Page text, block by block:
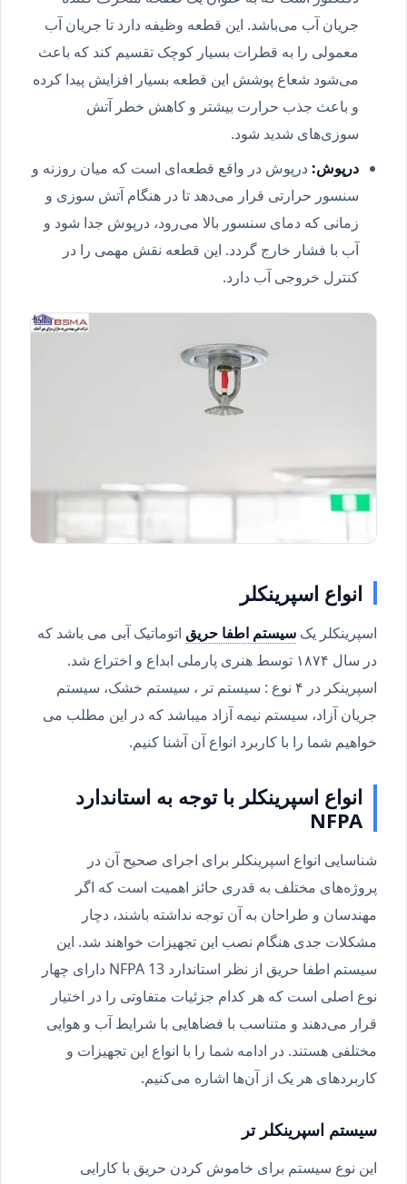
جریان آب می‌باشد. این قطعه وظیفه دارد تا جریان آب
معمولی را به قطرات بسیار کوچک تقسیم کند که باعث
می‌شود شعاع پوشش این قطعه بسیار افزایش پیدا کرده
و باعث جذب حرارت بیشتر و کاهش خطر آتش
سوزی‌های شدید شود.
درپوش: درپوش در واقع قطعه‌ای است که میان روزنه و
سنسور حرارتی قرار می‌دهد تا در هنگام آتش سوزی و
زمانی که دمای سنسور بالا می‌رود، درپوش جدا شود و
آب با فشار خارج گردد. این قطعه نقش مهمی را در
کنترل خروجی آب دارد.
انواع اسپرینکلر
اسپرینکلر یک سیستم اطفا حریقاتوماتیک آبی می باشد که
در سال ۱۸۷۴ توسط هنری پارملی ابداع و اختراع شد.
اسپرینکر در ۴ نوع : سیستم تر ، سیستم خشک، سیستم
جریان آزاد، سیستم نیمه آزاد میباشد که در این مطلب می
خواهیم شما را با کاربرد انواع آن آشنا کنیم.
انواع اسپرینکلر با توجه به استاندارد
NFPA
شناسایی انواع اسپرینکلر برای اجرای صحیح آن در
پروژه‌های مختلف به قدری حائز اهمیت است که اگر
مهندسان و طراحان به آن توجه نداشته باشند، دچار
مشکلات جدی هنگام نصب این تجهیزات خواهند شد. این
سیستم اطفا حریق از نظر استاندارد NFPA 13 دارای چهار
نوع اصلی است که هر کدام جزئیات متفاوتی را در اختیار
قرار می‌دهند و متناسب با فضاهایی با شرایط آب و هوایی
مختلفی هستند. در ادامه شما را با انواع این تجهیزات و
کاربردهای هر یک از آن‌ها اشاره می‌کنیم.
سیستم اسپرینکلر تر
این نوع سیستم برای خاموش کردن حریق با کارایی